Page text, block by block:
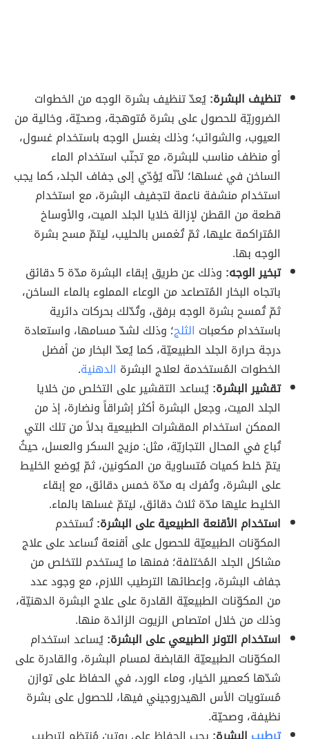
تنظيف البشرة:يُعدّ تنظيف بشرة الوجه من الخطوات
الضروريّة للحصول على بشرة مُتوهجة، وصحيّة، وخالية من
العيوب، والشوائب؛ وذلك بغسل الوجه باستخدام غسول،
أو منظف مناسب للبشرة، مع تجنّب استخدام الماء
الساخن في غسلها؛ لأنّه يُؤدّي إلى جفاف الجلد، كما يجب
استخدام منشفة ناعمة لتجفيف البشرة، مع استخدام
قطعة من القطن لإزالة خلايا الجلد الميت، والأوساخ
المُتراكمة عليها، ثمّ تُغمس بالحليب، ليتمّ مسح بشرة
الوجه بها.
تبخير الوجه:
وذلك عن طريق إبقاء البشرة مدّة 5 دقائق
باتجاه البخار المُتصاعد من الوعاء المملوء بالماء الساخن،
ثمّ تُمسح بشرة الوجه برفق، وتُدّلك بحركات دائرية
باستخدام مكعبات الثلج؛ وذلك لشدّ مسامها، واستعادة
درجة حرارة الجلد الطبيعيّة، كما يُعدّ البخار من أفضل
الخطوات المُستخدمة لعلاج البشرة الدهنية.
تقشير البشرة:يُساعد التقشير على التخلص من خلايا
الجلد الميت، وجعل البشرة أكثر إشراقاً ونضارة، إذ من
الممكن استخدام المقشرات الطبيعية بدلاً من تلك التي
تُباع في المحال التجاريّة، مثل: مزيج السكر والعسل، حيثُ
يتمّ خلط كميات مُتساوية من المكونين، ثمّ يُوضع الخليط
على البشرة، وتُفرك به مدّة خمس دقائق، مع إبقاء
الخليط عليها مدّة ثلاث دقائق، ليتمّ غسلها بالماء.
استخدام الأقنعة الطبيعية على البشرة:تُستخدم
المكوّنات الطبيعيّة للحصول على أقنعة تُساعد على علاج
مشاكل الجلد المُختلفة؛ فمنها ما يُستخدم للتخلص من
جفاف البشرة، وإعطائها الترطيب اللازم، مع وجود عدد
من المكوّنات الطبيعيّة القادرة على علاج البشرة الدهنيّة،
وذلك من خلال امتصاص الزيوت الزائدة منها.
استخدام التونر الطبيعي على البشرة:يُساعد استخدام
المكوّنات الطبيعيّة القابضة لمسام البشرة، والقادرة على
شدّها كعصير الخيار، وماء الورد، في الحفاظ على توازن
مُستويات الأس الهيدروجيني فيها، للحصول على بشرة
نظيفة، وصحيّة.